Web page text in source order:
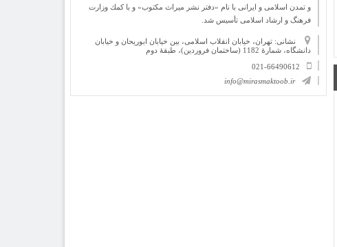
و تمدن اسلامی و ایرانی با نام «دفتر نشر میراث مكتوب» و با كمك وزارت
فرهنگ و ارشاد اسلامی تأسیس شد.
نشانی: تهران، خیابان انقلاب اسلامی، بین خیابان ابوریحان و خیابان
دانشگاه، شمارۀ 1182 (ساختمان فروردین)، طبقۀ دوم
021-66490612
info@mirasmaktoob.ir